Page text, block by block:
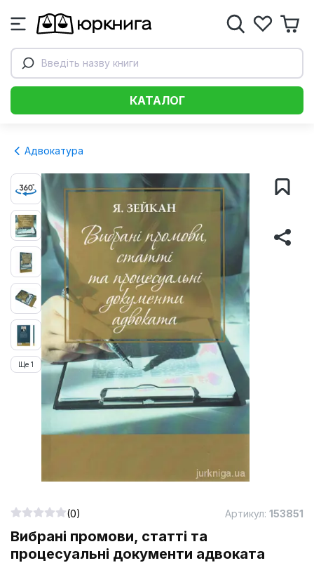
Введіть назву книги
КАТАЛОГ
Адвокатура
Вибрані промови, статті та
процесуальні документи адвоката
(0) Артикул: 153851
Ще 1